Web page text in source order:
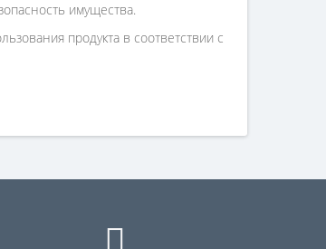
имущества.
продукта в соответствии с